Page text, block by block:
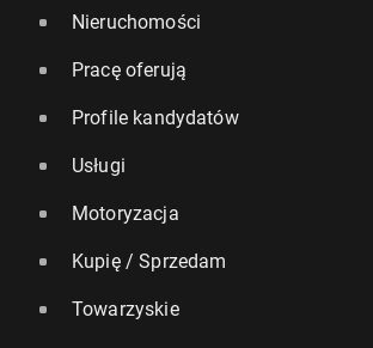
Nieruchomości
Pracę oferują
Profile kandydatów
Usługi
Motoryzacja
Kupię / Sprzedam
Towarzyskie